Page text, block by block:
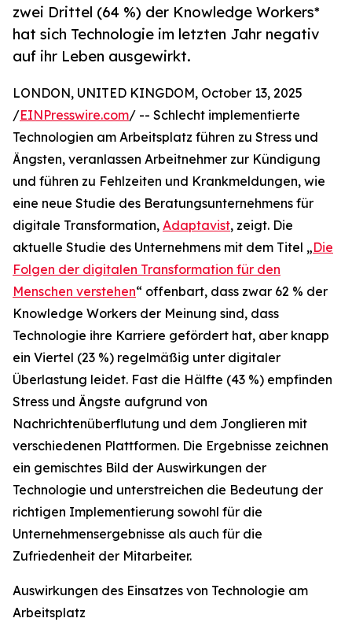
zwei Drittel (64 %) der Knowledge Workers*
hat sich Technologie im letzten Jahr negativ
auf ihr Leben ausgewirkt.
LONDON, UNITED KINGDOM, October 13, 2025
/EINPresswire.com/ -- Schlecht implementierte
Technologien am Arbeitsplatz führen zu Stress und
Ängsten, veranlassen Arbeitnehmer zur Kündigung
und führen zu Fehlzeiten und Krankmeldungen, wie
eine neue Studie des Beratungsunternehmens für
digitale Transformation, Adaptavist, zeigt. Die
aktuelle Studie des Unternehmens mit dem Titel „Die
Folgen der digitalen Transformation für den
Menschen verstehen“ offenbart, dass zwar 62 % der
Knowledge Workers der Meinung sind, dass
Technologie ihre Karriere gefördert hat, aber knapp
ein Viertel (23 %) regelmäßig unter digitaler
Überlastung leidet. Fast die Hälfte (43 %) empfinden
Stress und Ängste aufgrund von
Nachrichtenüberflutung und dem Jonglieren mit
verschiedenen Plattformen. Die Ergebnisse zeichnen
ein gemischtes Bild der Auswirkungen der
Technologie und unterstreichen die Bedeutung der
richtigen Implementierung sowohl für die
Unternehmensergebnisse als auch für die
Zufriedenheit der Mitarbeiter.
Auswirkungen des Einsatzes von Technologie am
Arbeitsplatz